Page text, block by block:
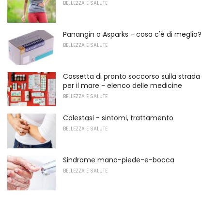
BELLEZZA E SALUTE
Panangin o Asparks - cosa c'è di meglio?
BELLEZZA E SALUTE
Cassetta di pronto soccorso sulla strada
per il mare - elenco delle medicine
BELLEZZA E SALUTE
Colestasi - sintomi, trattamento
BELLEZZA E SALUTE
Sindrome mano-piede-e-bocca
BELLEZZA E SALUTE